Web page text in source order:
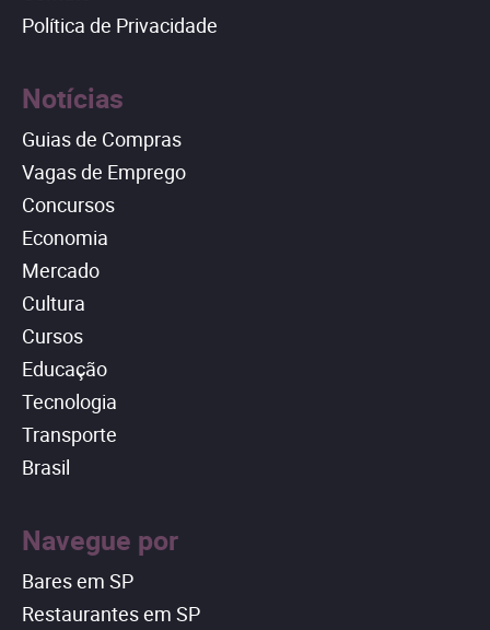
Política de Privacidade
Notícias
Guias de Compras
Vagas de Emprego
Concursos
Economia
Mercado
Cultura
Cursos
Educação
Tecnologia
Transporte
Brasil
Navegue por
Bares em SP
Restaurantes em SP